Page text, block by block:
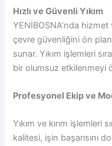
Hızlı ve Güvenli Yıkım
YENİBOSNA’nda
çevre güvenliğini ön
sunar. Yıkım işlemleri
bir olumsuz etkilenmeyi
Profesyonel Ekip ve
Yıkım ve kırım işlemleri
kalitesi, işin başarısını